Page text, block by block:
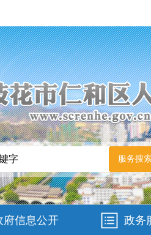
府信息公开 政务